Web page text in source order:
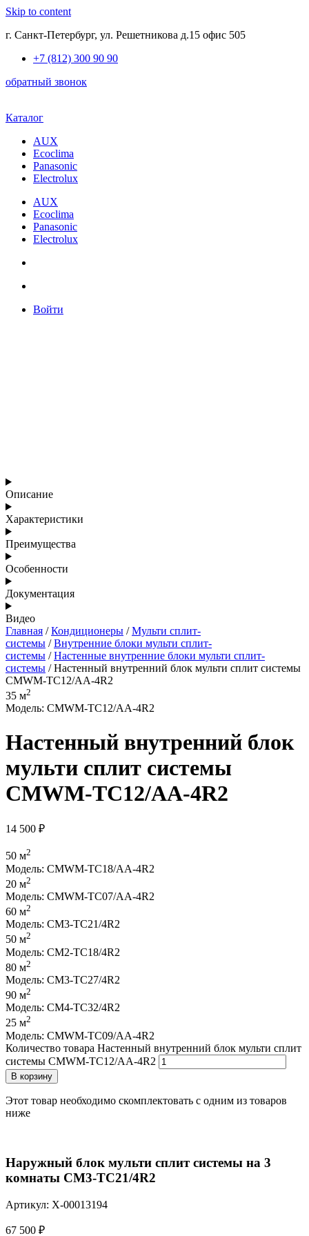
Skip to content
г. Санкт-Петербург, ул. Решетникова д.15 офис 505
+7 (812) 300 90 90
обратный звонок
Каталог
AUX
Ecoclima
Panasonic
Electrolux
AUX
Ecoclima
Panasonic
Electrolux
Войти
Описание
Характеристики
Преимущества
Особенности
Документация
Видео
Главная /Кондиционеры /Мульти сплит-
системы /Внутренние блоки мульти сплит-
системы /Настенные внутренние блоки мульти сплит-
системы / Настенный внутренний блок мульти сплит системы
CMWM-TC12/AA-4R2
35 м2
Модель: CMWM-TC12/AA-4R2
Настенный внутренний блок
мульти сплит системы
CMWM-TC12/AA-4R2
14 500 ₽
50 м2
Модель: CMWM-TC18/AA-4R2
20 м2
Модель: CMWM-TC07/AA-4R2
60 м2
Модель: CM3-TC21/4R2
50 м2
Модель: CM2-TC18/4R2
80 м2
Модель: CM3-TC27/4R2
90 м2
Модель: CM4-TC32/4R2
25 м2
Модель: CMWM-TC09/AA-4R2
Количество товара Настенный внутренний блок мульти сплит
системы CMWM-TC12/AA-4R2
В корзину
Этот товар необходимо скомплектовать с одним из товаров
ниже
Наружный блок мульти сплит системы на 3
комнаты CM3-TC21/4R2
Артикул: X-00013194
67 500 ₽